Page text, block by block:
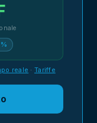
reale ·Tariffe